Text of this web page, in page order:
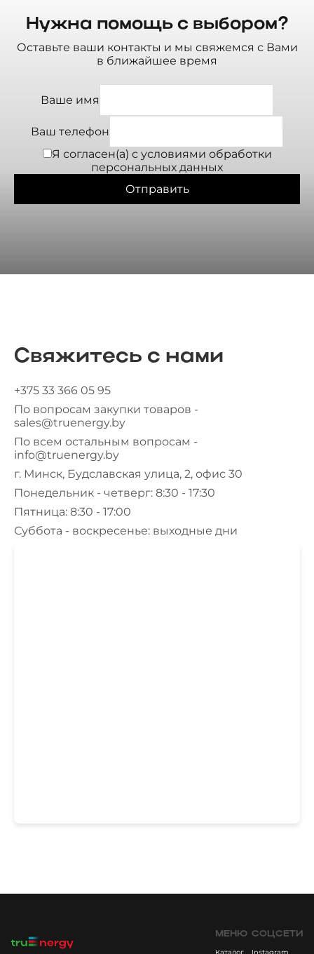
Нужна помощь с выбором?
Оставьте ваши контакты и мы свяжемся с Вами
в ближайшее время
Ваше имя
Ваш телефон
Я согласен(а) с условиями обработки
персональных данных
Отправить
Свяжитесь с нами
+375 33 366 05 95
По вопросам закупки товаров -
sales@truenergy.by
По всем остальным вопросам -
info@truenergy.by
г. Минск, Будславская улица, 2, офис 30
Понедельник - четверг: 8:30 - 17:30
Пятница: 8:30 - 17:00
Суббота - воскресенье: выходные дни
МЕНЮ СОЦСЕТИ